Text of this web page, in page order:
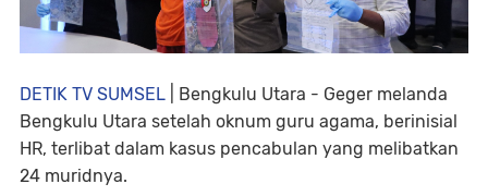
DETIK TV SUMSEL | Bengkulu Utara - Geger melanda
Bengkulu Utara setelah oknum guru agama, berinisial
HR, terlibat dalam kasus pencabulan yang melibatkan
24 muridnya.